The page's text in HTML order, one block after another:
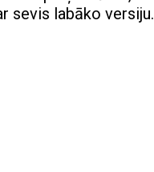
sevis labāko versiju.